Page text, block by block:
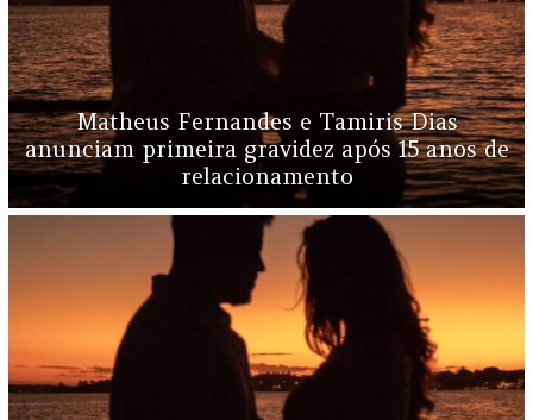
Matheus Fernandes e Tamiris Dias
anunciam primeira gravidez após 15 anos de
relacionamento